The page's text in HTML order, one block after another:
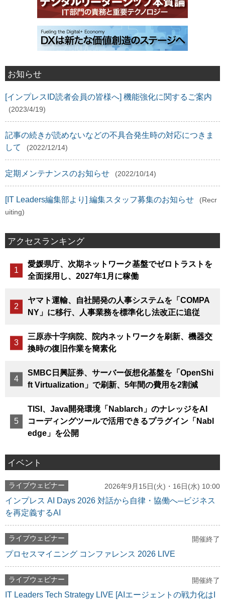
お知らせ
[インプレスID読者会員の皆様へ] 機能強化に関するご案内
(2023/4/19)
記事の続きが読めないなどの不具合発生時の対応につきま
して
(2022/12/14)
定期メンテナンスのお知らせ (2022/10/14)
[IT Leaders編集部より] 編集スタッフ募集のお知らせ
(Recr
uiting)
アクセスランキング
愛媛県庁、次期ネットワーク基盤でゼロトラストを
全面採用し、2027年1月に稼働
ヤマト運輸、自社開発の人事システムを「COMPA
NY」に移行、人事業務を標準化し法改正に追従
三原赤十字病院、院内ネットワークを刷新、機器交
換時の復旧作業を簡素化
SMBC日興証券、サーバー仮想化基盤を「OpenShi
ft Virtualization」で刷新、5年間の費用を2割減
TISI、Java開発環境「Nablarch」のナレッジをAI
コーディングツールで活用できるプラグイン「Nabl
edge」を公開
イベント
ライブウェビナー 2026年9月15日(火)・16日(水) 10:00
インプレス AI Days 2026 対話から自律・協働へ─ビジネス
を再定義するAI
ライブウェビナー 開催終了
プロセスマイニング コンファレンス 2026 LIVE
ライブウェビナー 開催終了
IT Leaders Tech Strategy LIVE [AIエージェントの戦力化はI